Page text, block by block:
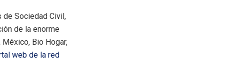
Sociedad Civil,
de la enorme
Bio Hogar,
web de la red